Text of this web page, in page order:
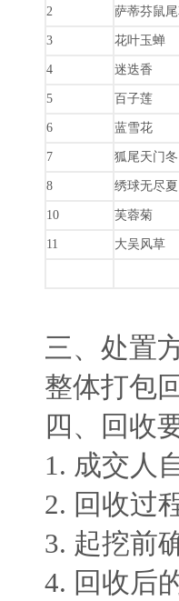
2 萨蒂芬鼠
3 花叶玉蝉
4 迷迭香
5 百子莲
6 蓝雪花
7 狐尾天门冬
8 绣球无尽夏
10 芙蓉菊
11 大吴风草
三、处置
整体打包
四、回收
1. 成交人
2. 回收过
3. 起挖前
4. 回收后